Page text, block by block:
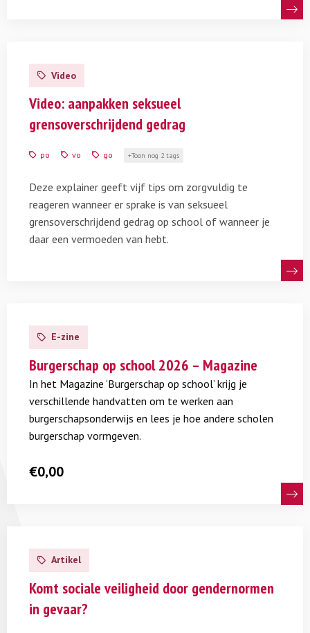
meer
Video:
seksueel
grensoverschrijdend
Video
Video: aanpakken seksueel
grensoverschrijdend gedrag
po vo go Toon nog 2 tags
Deze explainer geeft vijf tips om zorgvuldig te
reageren wanneer er sprake is van seksueel
grensoverschrijdend gedrag op school of wanneer je
daar een vermoeden van hebt.
meer
Burgerschap
Magazine
E-zine
Burgerschap op school 2026 – Magazine
In het Magazine ‘Burgerschap op school’ krijg je
verschillende handvatten om te werken aan
burgerschapsonderwijs en lees je hoe andere scholen
burgerschap vormgeven.
€0,00
meer
Komt
veiligheid
Artikel
Komt sociale veiligheid door gendernormen
in gevaar?